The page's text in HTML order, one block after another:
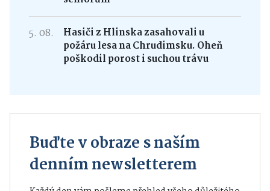
5. 08.
Hasiči z Hlinska zasahovali u
požáru lesa na Chrudimsku. Oheň
poškodil porost i suchou trávu
Buďte v obraze s naším
denním newsletterem